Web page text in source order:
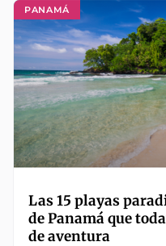
PANAMÁ
Las 15 playas
de Panamá que
de aventura